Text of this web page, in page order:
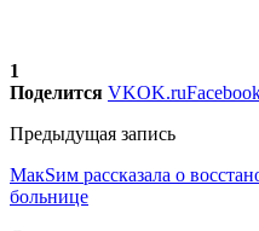
1
Поделится VKOK.ru
Предыдущая запись
МакSим рассказала о
больнице